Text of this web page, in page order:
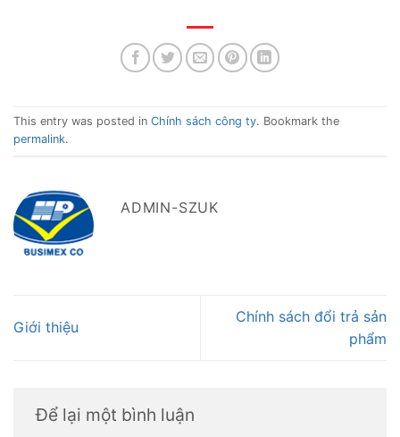
This entry was posted in Chính sách công ty. Bookmark the
permalink.
ADMIN-SZUK
Giới thiệu
Chính sách đổi trả sản
phẩm
Để lại một bình luận